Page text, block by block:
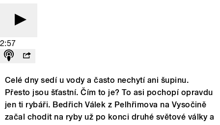
2:57
Celé dny sedí u vody a často nechytí ani šupinu.
Přesto jsou šťastní. Čím to je? To asi pochopí opravdu
jen ti rybáři. Bedřich Válek z Pelhřimova na Vysočině
začal chodit na ryby už po konci druhé světové války a